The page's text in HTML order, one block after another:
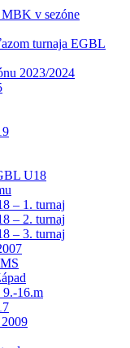
v sezóne
turnaja EGBL
2023/2024
U18
– 1. turnaj
– 2. turnaj
– 3. turnaj
16.m